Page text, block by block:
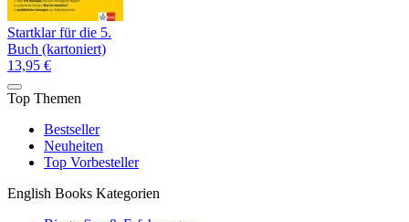
Startklar für die 5.
Buch (kartoniert)
13,95 €
Top Themen
Bestseller
Neuheiten
Top Vorbesteller
English Books Kategorien